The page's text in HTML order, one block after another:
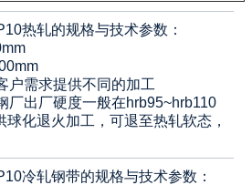
热轧的规格与技术参数：
户需求提供不同的加工
厂出厂硬度一般在hrb95~hrb110
火加工，可退至热轧软态，
冷轧钢带的规格与技术参数：